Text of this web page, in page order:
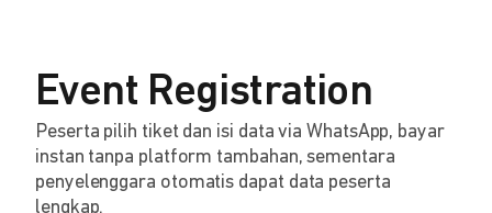
Event Registration
Peserta pilih tiket dan isi data via WhatsApp, bayar
instan tanpa platform tambahan, sementara
penyelenggara otomatis dapat data peserta
lengkap.